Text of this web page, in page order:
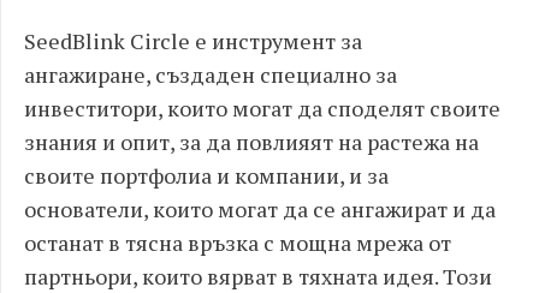
SeedBlink Circle е инструмент за
ангажиране, създаден специално за
инвеститори, които могат да споделят своите
знания и опит, за да повлияят на растежа на
своите портфолиа и компании, и за
основатели, които могат да се ангажират и да
останат в тясна връзка с мощна мрежа от
партньори, които вярват в тяхната идея.Този